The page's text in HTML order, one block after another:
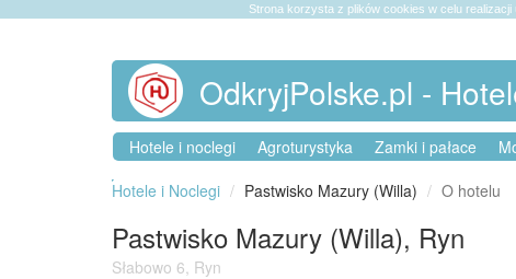
Strona korzysta z plików cookies w celu realizacji
OdkryjPolske.pl -
Hotele i noclegi Agroturystyka Zamki i pałace
Hotele i Noclegi
Pastwisko Mazury (Willa) O hotelu
Pastwisko Mazury (Willa), Ryn
Słabowo 6, Ryn